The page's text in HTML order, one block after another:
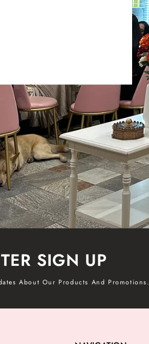
SIGN UP
About Our Products And Promotions.